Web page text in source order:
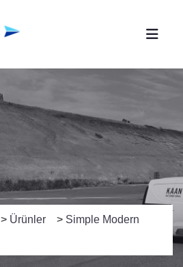
> Ürünler > Simple Modern